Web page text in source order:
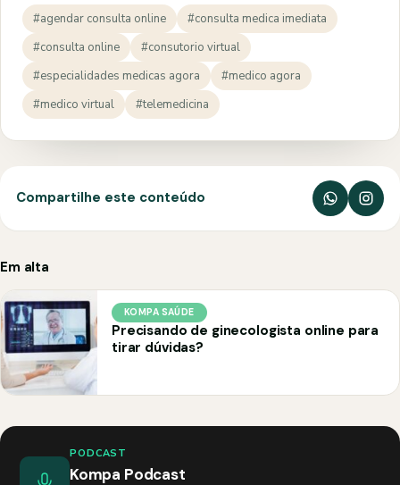
#agendar consulta online
#consulta medica imediata
#consulta online
#consutorio virtual
#especialidades medicas agora
#medico agora
#medico virtual
#telemedicina
Compartilhe este conteúdo
Em alta
KOMPA SAÚDE
Precisando de ginecologista online para
tirar dúvidas?
PODCAST
Kompa Podcast